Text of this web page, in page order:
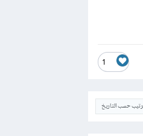
1
حسب التاريخ